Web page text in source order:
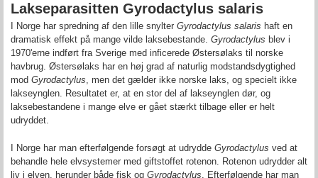
Lakseparasitten Gyrodactylus salaris
I Norge har spredning af den lille snylter Gyrodactylus salaris haft en
dramatisk effekt på mange vilde laksebestande. Gyrodactylus blev i
1970'erne indført fra Sverige med inficerede Østersølaks til norske
havbrug. Østersølaks har en høj grad af naturlig modstandsdygtighed
mod Gyrodactylus, men det gælder ikke norske laks, og specielt ikke
lakseynglen. Resultatet er, at en stor del af lakseynglen dør, og
laksebestandene i mange elve er gået stærkt tilbage eller er helt
udryddet.
I Norge har man efterfølgende forsøgt at udrydde Gyrodactylus ved at
behandle hele elvsystemer med giftstoffet rotenon. Rotenon udrydder alt
liv i elven, herunder både fisk og Gyrodactylus. Efterfølgende har man